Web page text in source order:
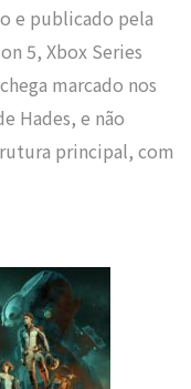
e publicado pela
5, Xbox Series
marcado nos
Hades, e não
principal, com